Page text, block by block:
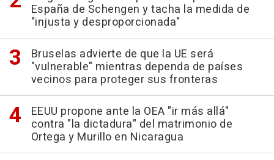
España de Schengen y tacha la medida de
"injusta y desproporcionada"
Bruselas advierte de que la UE será
"vulnerable" mientras dependa de países
vecinos para proteger sus fronteras
EEUU propone ante la OEA "ir más allá"
contra "la dictadura" del matrimonio de
Ortega y Murillo en Nicaragua